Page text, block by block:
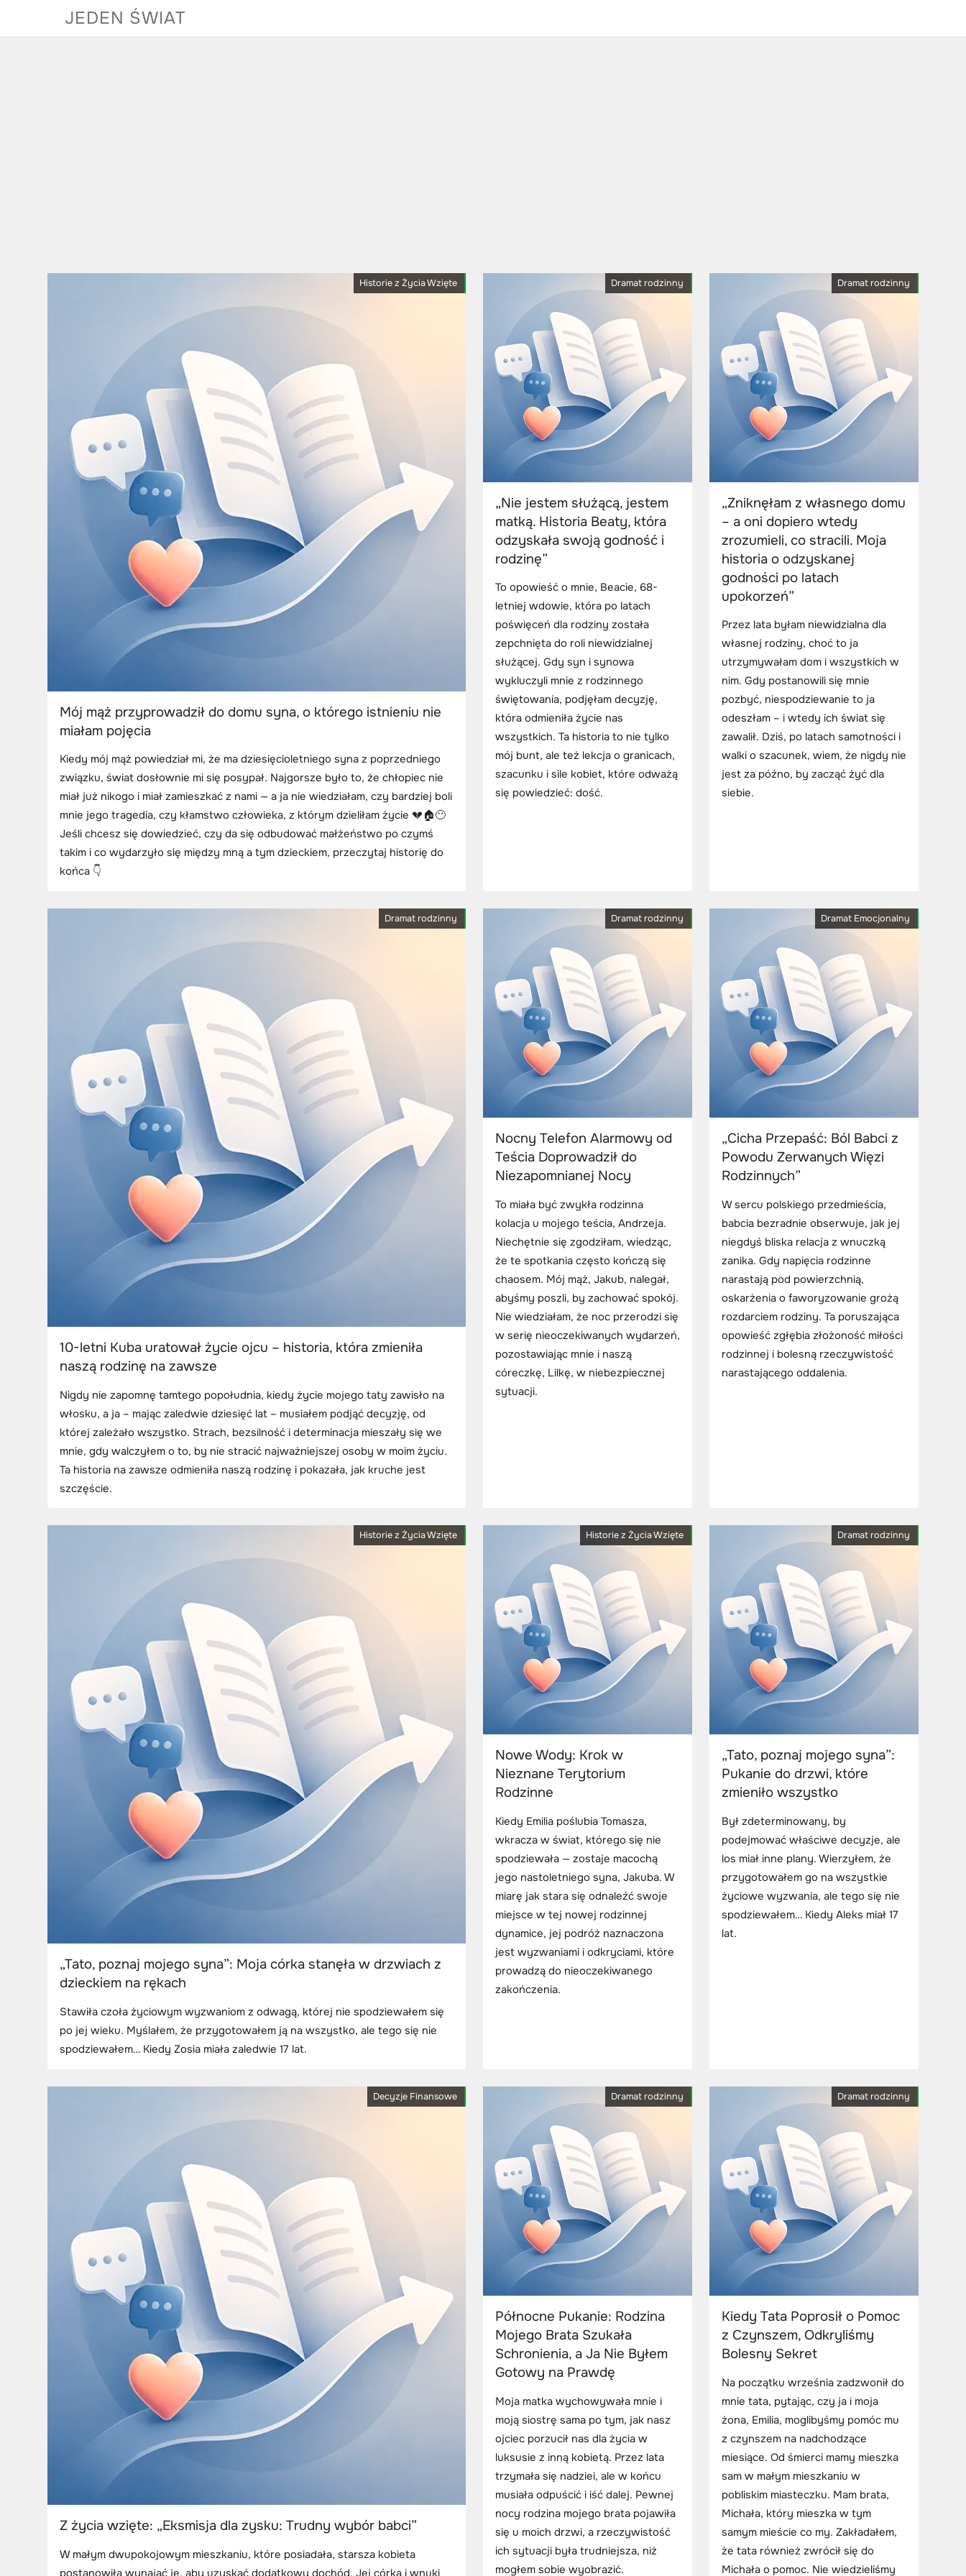
JEDEN ŚWIAT
Historie z Życia Wzięte
Mój mąż przyprowadził do domu syna, o którego istnieniu nie
miałam pojęcia
Kiedy mój mąż powiedział mi, że ma dziesięcioletniego syna z poprzedniego
związku, świat dosłownie mi się posypał. Najgorsze było to, że chłopiec nie
miał już nikogo i miał zamieszkać z nami — a ja nie wiedziałam, czy bardziej boli
mnie jego tragedia, czy kłamstwo człowieka, z którym dzieliłam życie 💔🏠😶
Jeśli chcesz się dowiedzieć, czy da się odbudować małżeństwo po czymś
takim i co wydarzyło się między mną a tym dzieckiem, przeczytaj historię do
końca 👇
Dramat rodzinny
„Nie jestem służącą, jestem
matką. Historia Beaty, która
odzyskała swoją godność i
rodzinę”
To opowieść o mnie, Beacie, 68-
letniej wdowie, która po latach
poświęceń dla rodziny została
zepchnięta do roli niewidzialnej
służącej. Gdy syn i synowa
wykluczyli mnie z rodzinnego
świętowania, podjęłam decyzję,
która odmieniła życie nas
wszystkich. Ta historia to nie tylko
mój bunt, ale też lekcja o granicach,
szacunku i sile kobiet, które odważą
się powiedzieć: dość.
Dramat rodzinny
„Zniknęłam z własnego domu
– a oni dopiero wtedy
zrozumieli, co stracili. Moja
historia o odzyskanej
godności po latach
upokorzeń”
Przez lata byłam niewidzialna dla
własnej rodziny, choć to ja
utrzymywałam dom i wszystkich w
nim. Gdy postanowili się mnie
pozbyć, niespodziewanie to ja
odeszłam – i wtedy ich świat się
zawalił. Dziś, po latach samotności i
walki o szacunek, wiem, że nigdy nie
jest za późno, by zacząć żyć dla
siebie.
Dramat rodzinny
10-letni Kuba uratował życie ojcu – historia, która zmieniła
naszą rodzinę na zawsze
Nigdy nie zapomnę tamtego popołudnia, kiedy życie mojego taty zawisło na
włosku, a ja – mając zaledwie dziesięć lat – musiałem podjąć decyzję, od
której zależało wszystko. Strach, bezsilność i determinacja mieszały się we
mnie, gdy walczyłem o to, by nie stracić najważniejszej osoby w moim życiu.
Ta historia na zawsze odmieniła naszą rodzinę i pokazała, jak kruche jest
szczęście.
Dramat rodzinny
Nocny Telefon Alarmowy od
Teścia Doprowadził do
Niezapomnianej Nocy
To miała być zwykła rodzinna
kolacja u mojego teścia, Andrzeja.
Niechętnie się zgodziłam, wiedząc,
że te spotkania często kończą się
chaosem. Mój mąż, Jakub, nalegał,
abyśmy poszli, by zachować spokój.
Nie wiedziałam, że noc przerodzi się
w serię nieoczekiwanych wydarzeń,
pozostawiając mnie i naszą
córeczkę, Lilkę, w niebezpiecznej
sytuacji.
Dramat Emocjonalny
„Cicha Przepaść: Ból Babci z
Powodu Zerwanych Więzi
Rodzinnych”
W sercu polskiego przedmieścia,
babcia bezradnie obserwuje, jak jej
niegdyś bliska relacja z wnuczką
zanika. Gdy napięcia rodzinne
narastają pod powierzchnią,
oskarżenia o faworyzowanie grożą
rozdarciem rodziny. Ta poruszająca
opowieść zgłębia złożoność miłości
rodzinnej i bolesną rzeczywistość
narastającego oddalenia.
Historie z Życia Wzięte
„Tato, poznaj mojego syna”: Moja córka stanęła w drzwiach z
dzieckiem na rękach
Stawiła czoła życiowym wyzwaniom z odwagą, której nie spodziewałem się
po jej wieku. Myślałem, że przygotowałem ją na wszystko, ale tego się nie
spodziewałem… Kiedy Zosia miała zaledwie 17 lat.
Historie z Życia Wzięte
Nowe Wody: Krok w
Nieznane Terytorium
Rodzinne
Kiedy Emilia poślubia Tomasza,
wkracza w świat, którego się nie
spodziewała — zostaje macochą
jego nastoletniego syna, Jakuba. W
miarę jak stara się odnaleźć swoje
miejsce w tej nowej rodzinnej
dynamice, jej podróż naznaczona
jest wyzwaniami i odkryciami, które
prowadzą do nieoczekiwanego
zakończenia.
Dramat rodzinny
„Tato, poznaj mojego syna”:
Pukanie do drzwi, które
zmieniło wszystko
Był zdeterminowany, by
podejmować właściwe decyzje, ale
los miał inne plany. Wierzyłem, że
przygotowałem go na wszystkie
życiowe wyzwania, ale tego się nie
spodziewałem… Kiedy Aleks miał 17
lat.
Decyzje Finansowe
Z życia wzięte: „Eksmisja dla zysku: Trudny wybór babci”
W małym dwupokojowym mieszkaniu, które posiadała, starsza kobieta
Dramat rodzinny
Północne Pukanie: Rodzina
Mojego Brata Szukała
Schronienia, a Ja Nie Byłem
Gotowy na Prawdę
Moja matka wychowywała mnie i
moją siostrę sama po tym, jak nasz
ojciec porzucił nas dla życia w
luksusie z inną kobietą. Przez lata
trzymała się nadziei, ale w końcu
musiała odpuścić i iść dalej. Pewnej
nocy rodzina mojego brata pojawiła
się u moich drzwi, a rzeczywistość
ich sytuacji była trudniejsza, niż
mogłem sobie wyobrazić.
Dramat rodzinny
Kiedy Tata Poprosił o Pomoc
z Czynszem, Odkryliśmy
Bolesny Sekret
Na początku września zadzwonił do
mnie tata, pytając, czy ja i moja
żona, Emilia, moglibyśmy pomóc mu
z czynszem na nadchodzące
miesiące. Od śmierci mamy mieszka
sam w małym mieszkaniu w
pobliskim miasteczku. Mam brata,
Michała, który mieszka w tym
samym mieście co my. Zakładałem,
że tata również zwrócił się do
Michała o pomoc. Nie wiedzieliśmy